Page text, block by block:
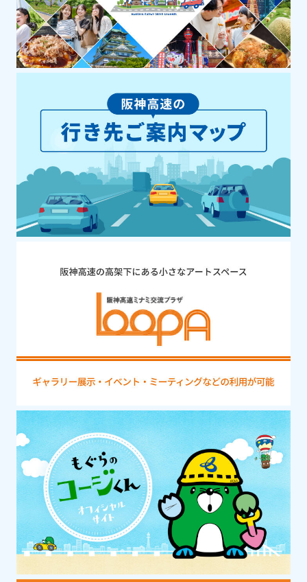
その他エリア
スポーツ・アウトドア・体験
伊根湾めぐり遊覧船
丹後半島の伊根湾には1階が船の格納庫、2
階が住居という独特の家屋が並ぶ伊根の舟
屋群があります。その情緒満点の景色を遊
覧船に乗って、海上から眺めることができ
る約25分のクルーズ。
淡路・徳島
社寺・歴史・文化
おのころ島神社
高さ21.7mの朱塗りの大鳥居が圧倒的な存
在感を放つ神社で、日本神話において伊弉
諾尊と伊弉冉尊が最初に国生みをしたと伝
えられる地に鎮座。縁結びなどのご利益が